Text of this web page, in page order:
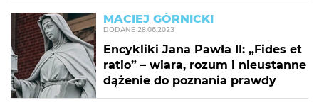
MACIEJ GÓRNICKI
DODANE 28.06.2023
Encykliki Jana Pawła II: „Fides et
ratio” – wiara, rozum i nieustanne
dążenie do poznania prawdy